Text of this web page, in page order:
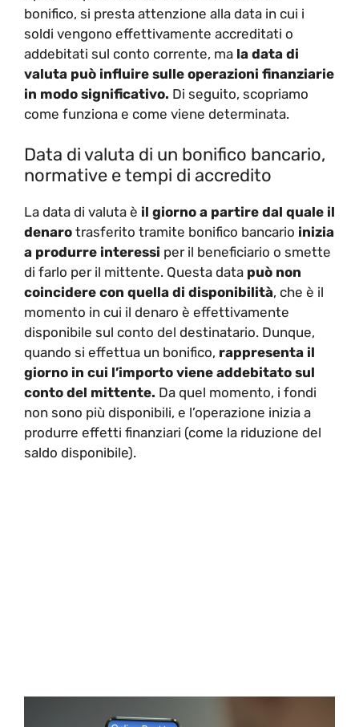
bonifico, si presta attenzione alla data in cui i
soldi vengono effettivamente accreditati o
addebitati sul conto corrente, ma la data di
valuta può influire sulle operazioni finanziarie
in modo significativo. Di seguito, scopriamo
come funziona e come viene determinata.
Data di valuta di un bonifico bancario,
normative e tempi di accredito
La data di valuta è il giorno a partire dal quale il
denaro trasferito tramite bonifico bancario inizia
a produrre interessi per il beneficiario o smette
di farlo per il mittente. Questa data può non
coincidere con quella di disponibilità, che è il
momento in cui il denaro è effettivamente
disponibile sul conto del destinatario. Dunque,
quando si effettua un bonifico, rappresenta il
giorno in cui l’importo viene addebitato sul
conto del mittente. Da quel momento, i fondi
non sono più disponibili, e l’operazione inizia a
produrre effetti finanziari (come la riduzione del
saldo disponibile).